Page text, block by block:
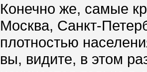
Конечно же, самые
Москва, Санкт-
плотностью
вы, видите, в этом